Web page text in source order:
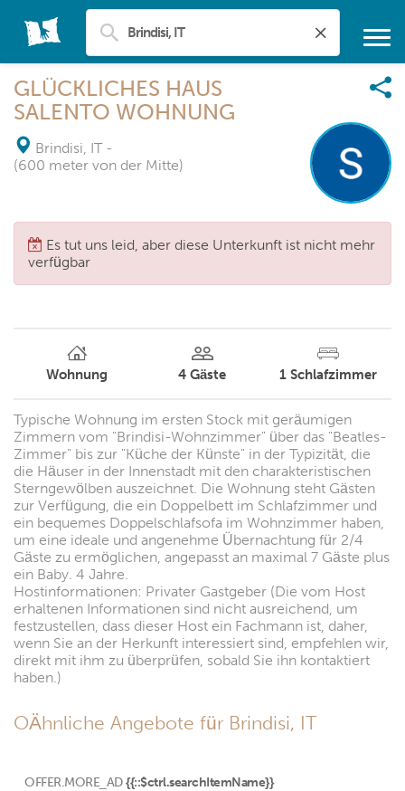
GLÜCKLICHES HAUS
SALENTO WOHNUNG
Brindisi, IT -
(600 meter von der Mitte)
Es tut uns leid, aber diese Unterkunft ist nicht mehr
verfügbar
Wohnung 4 Gäste 1 Schlafzimmer
Typische Wohnung im ersten Stock mit geräumigen
Zimmern vom "Brindisi-Wohnzimmer" über das "Beatles-
Zimmer" bis zur "Küche der Künste" in der Typizität, die
die Häuser in der Innenstadt mit den charakteristischen
Sterngewölben auszeichnet. Die Wohnung steht Gästen
zur Verfügung, die ein Doppelbett im Schlafzimmer und
ein bequemes Doppelschlafsofa im Wohnzimmer haben,
um eine ideale und angenehme Übernachtung für 2/4
Gäste zu ermöglichen, angepasst an maximal 7 Gäste plus
ein Baby. 4 Jahre.
Hostinformationen: Privater Gastgeber (Die vom Host
erhaltenen Informationen sind nicht ausreichend, um
festzustellen, dass dieser Host ein Fachmann ist, daher,
wenn Sie an der Herkunft interessiert sind, empfehlen wir,
direkt mit ihm zu überprüfen, sobald Sie ihn kontaktiert
haben.)
OÄhnliche Angebote für Brindisi, IT
OFFER.MORE_AD {{::$ctrl.searchItemName}}